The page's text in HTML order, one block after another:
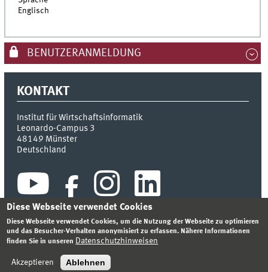
Englisch
BENUTZERANMELDUNG
KONTAKT
Institut für Wirtschaftsinformatik
Leonardo-Campus 3
48149 Münster
Deutschland
DATENSCHUTZHINWEIS
Diese Webseite verwendet Cookies
Diese Webseite verwendet Cookies, um die Nutzung der Webseite zu optimieren
und das Besucher-Verhalten anonymisiert zu erfassen. Nähere Informationen
finden Sie in unseren Datenschutzhinweisen
Akzeptieren Ablehnen